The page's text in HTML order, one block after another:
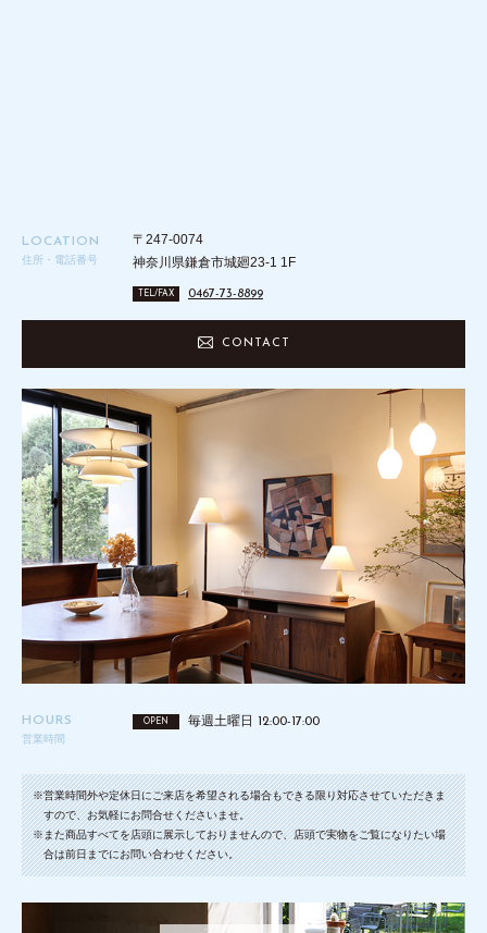
LOCATION
住所・電話番号
〒247-0074
神奈川県鎌倉市城廻23-1 1F
TEL/FAX 0467-73-8899
CONTACT
HOURS
営業時間
OPEN 毎週土曜日 12:00-17:00
※営業時間外や定休日にご来店を希望される場合もできる限り対応させていただきま
すので、お気軽にお問合せくださいませ。
※また商品すべてを店頭に展示しておりませんので、店頭で実物をご覧になりたい場
合は前日までにお問い合わせください。